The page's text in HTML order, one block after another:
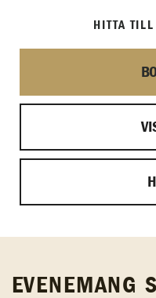
HITTA
EVENEMANG